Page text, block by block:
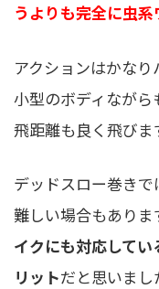
うよりも完全に虫系
アクションはかな
小型のボディなが
飛距離も良く飛びま
デッドスロー巻き
難しい場合もありま
イクにも対応して
リットだと思いまし